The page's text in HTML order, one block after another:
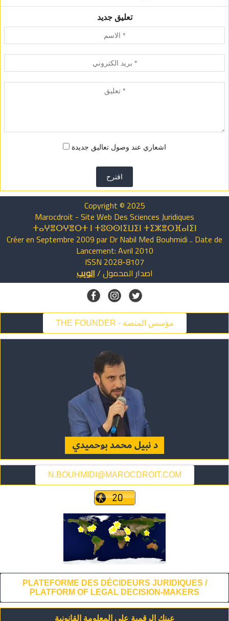
تعليق جديد
اشعاري عند وصول تعاليق جديدة
اقترح
Copyright © 2025
Marocdroit - Site Web Des Sciences Juridiques
ⵜⴰⵖⴻⵔⵖⴻⵔⵜ ⵏ ⵜⵓⵙⵙⵏⵉⵡⵉⵏ ⵜⵉⵣⴻⵔⴼⴰⵏⵉⵏ
Créer en Septembre 2009 par Dr Nabil Med Bouhmidi .. Date de
Lancement: Avril 2010
ISSN 2028-8107
اصدار المحمول/الويب
THE FOUNDER - مؤسس المنصة
N.BOUHMIDI@MAROCDROIT.COM
PLATEFORME DES DÉCIDEURS JURIDIQUES /
PLATFORM OF LEGAL DECISION-MAKERS
عينك الرقمية على المعلومة القانونية